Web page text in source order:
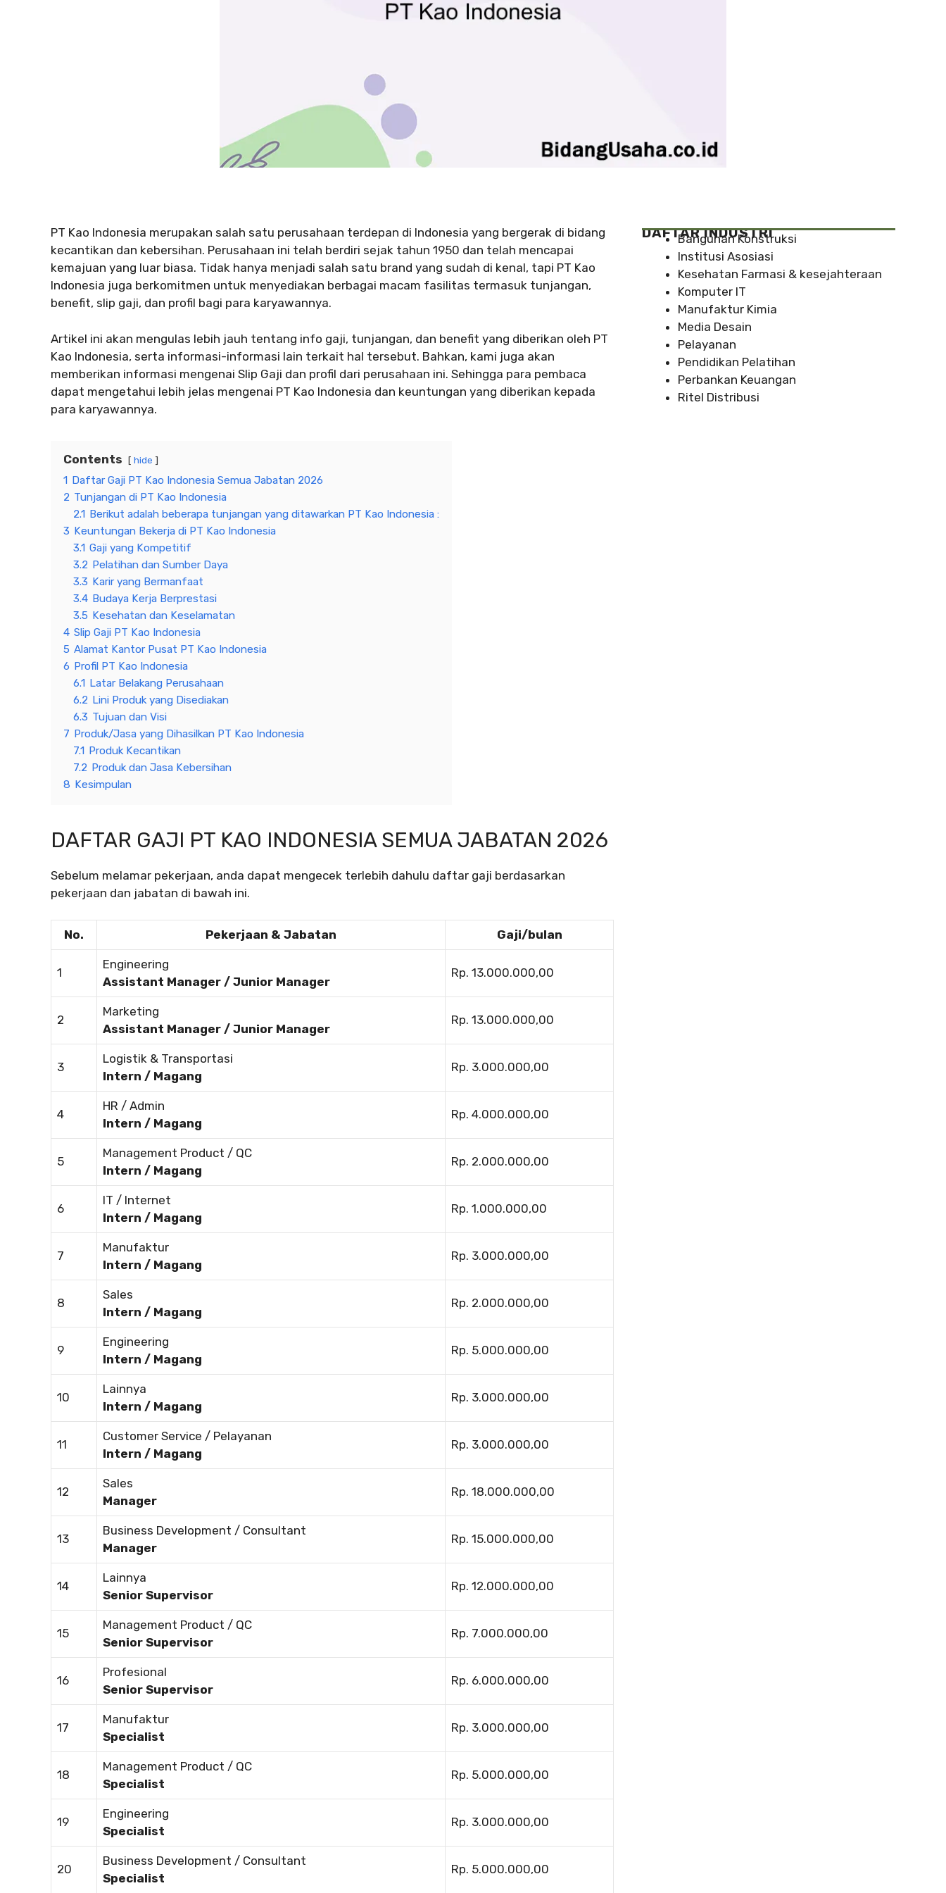
PT Kao Indonesia merupakan salah satu perusahaan terdepan di Indonesia yang bergerak di bidang
kecantikan dan kebersihan. Perusahaan ini telah berdiri sejak tahun 1950 dan telah mencapai
kemajuan yang luar biasa. Tidak hanya menjadi salah satu brand yang sudah di kenal, tapi PT Kao
Indonesia juga berkomitmen untuk menyediakan berbagai macam fasilitas termasuk tunjangan,
benefit, slip gaji, dan profil bagi para karyawannya.
Artikel ini akan mengulas lebih jauh tentang info gaji, tunjangan, dan benefit yang diberikan oleh PT
Kao Indonesia, serta informasi-informasi lain terkait hal tersebut. Bahkan, kami juga akan
memberikan informasi mengenai Slip Gaji dan profil dari perusahaan ini. Sehingga para pembaca
dapat mengetahui lebih jelas mengenai PT Kao Indonesia dan keuntungan yang diberikan kepada
para karyawannya.
Contents hide
1 Daftar Gaji PT Kao Indonesia Semua Jabatan 2026
2 Tunjangan di PT Kao Indonesia
2.1 Berikut adalah beberapa tunjangan yang ditawarkan PT Kao Indonesia :
3 Keuntungan Bekerja di PT Kao Indonesia
3.1 Gaji yang Kompetitif
3.2 Pelatihan dan Sumber Daya
3.3 Karir yang Bermanfaat
3.4 Budaya Kerja Berprestasi
3.5 Kesehatan dan Keselamatan
4 Slip Gaji PT Kao Indonesia
5 Alamat Kantor Pusat PT Kao Indonesia
6 Profil PT Kao Indonesia
6.1 Latar Belakang Perusahaan
6.2 Lini Produk yang Disediakan
6.3 Tujuan dan Visi
7 Produk/Jasa yang Dihasilkan PT Kao Indonesia
7.1 Produk Kecantikan
7.2 Produk dan Jasa Kebersihan
8 Kesimpulan
DAFTAR GAJI PT KAO INDONESIA SEMUA JABATAN 2026
Sebelum melamar pekerjaan, anda dapat mengecek terlebih dahulu daftar gaji berdasarkan
pekerjaan dan jabatan di bawah ini.
No. Pekerjaan & Jabatan Gaji/bulan
1
Engineering
Assistant Manager / Junior Manager
Rp. 13.000.000,00
2
Marketing
Assistant Manager / Junior Manager
Rp. 13.000.000,00
3
Logistik & Transportasi
Intern / Magang
Rp. 3.000.000,00
4
HR / Admin
Intern / Magang
Rp. 4.000.000,00
5
Management Product / QC
Intern / Magang
Rp. 2.000.000,00
6
IT / Internet
Intern / Magang
Rp. 1.000.000,00
7
Manufaktur
Intern / Magang
Rp. 3.000.000,00
8
Sales
Intern / Magang
Rp. 2.000.000,00
9
Engineering
Intern / Magang
Rp. 5.000.000,00
10
Lainnya
Intern / Magang
Rp. 3.000.000,00
11
Customer Service / Pelayanan
Intern / Magang
Rp. 3.000.000,00
12
Sales
Manager
Rp. 18.000.000,00
13
Business Development / Consultant
Manager
Rp. 15.000.000,00
14
Lainnya
Senior Supervisor
Rp. 12.000.000,00
15
Management Product / QC
Senior Supervisor
Rp. 7.000.000,00
16
Profesional
Senior Supervisor
Rp. 6.000.000,00
17
Manufaktur
Specialist
Rp. 3.000.000,00
18
Management Product / QC
Specialist
Rp. 5.000.000,00
19
Engineering
Specialist
Rp. 3.000.000,00
20
Business Development / Consultant
Specialist
Rp. 5.000.000,00
DAFTAR INDUSTRI
Bangunan Konstruksi
Institusi Asosiasi
Kesehatan Farmasi & kesejahteraan
Komputer IT
Manufaktur Kimia
Media Desain
Pelayanan
Pendidikan Pelatihan
Perbankan Keuangan
Ritel Distribusi